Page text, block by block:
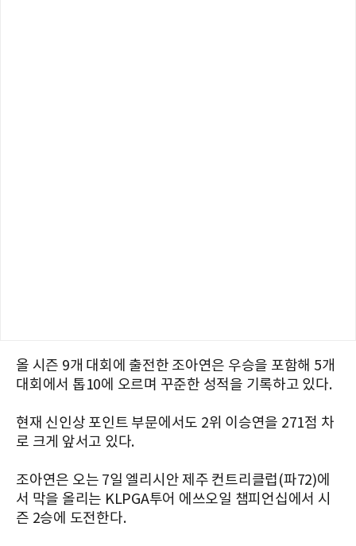
올 시즌 9개 대회에 출전한 조아연은 우승을 포함해 5개
대회에서 톱10에 오르며 꾸준한 성적을 기록하고 있다.
현재 신인상 포인트 부문에서도 2위 이승연을 271점 차
로 크게 앞서고 있다.
조아연은 오는 7일 엘리시안 제주 컨트리클럽(파72)에
서 막을 올리는 KLPGA투어 에쓰오일 챔피언십에서 시
즌 2승에 도전한다.